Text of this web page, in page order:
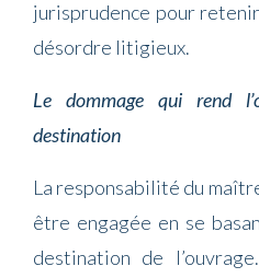
jurisprudence pour
désordre litigieux.
Le dommage qui rend
destination
La responsabilité du
être engagée en se
destination de